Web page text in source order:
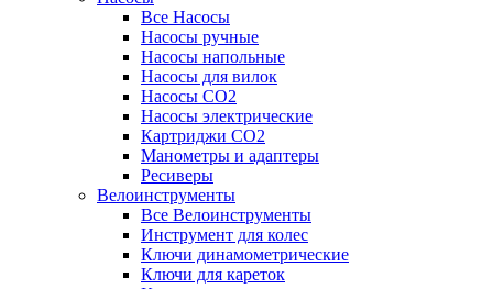
Все Насосы
Насосы ручные
Насосы напольные
Насосы для вилок
Насосы CO2
Насосы электрические
Картриджи CO2
Манометры и адаптеры
Ресиверы
Велоинструменты
Все Велоинструменты
Инструмент для колес
Ключи динамометрические
Ключи для кареток